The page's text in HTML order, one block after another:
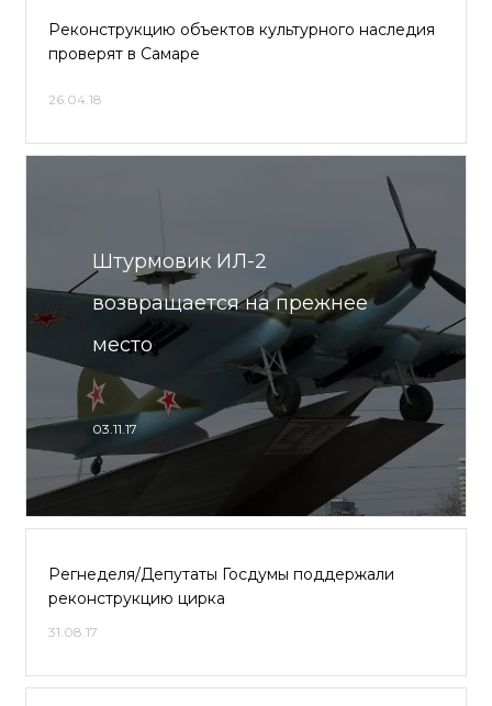
Реконструкцию объектов культурного наследия
проверят в Самаре
26.04.18
Штурмовик ИЛ-2
возвращается на прежнее
место
03.11.17
Регнеделя/Депутаты Госдумы поддержали
реконструкцию цирка
31.08.17